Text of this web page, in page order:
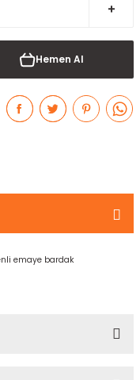
Hemen Al
emaye bardak